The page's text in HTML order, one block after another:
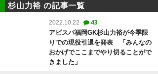
杉山力裕 の記事一覧
2022.10.22 43
アビスパ福岡GK杉山力裕が今季限
りでの現役引退を発表 「みんなの
おかげでここまでやり切ることがで
きました」